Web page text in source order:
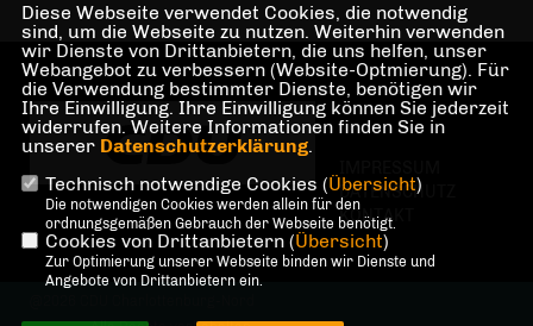
DATENSCHUTZ
KONTAKT
Diese Webseite verwendet Cookies, die notwendig
sind, um die Webseite zu nutzen. Weiterhin verwenden
wir Dienste von Drittanbietern, die uns helfen, unser
Webangebot zu verbessern (Website-Optmierung). Für
die Verwendung bestimmter Dienste, benötigen wir
Ihre Einwilligung. Ihre Einwilligung können Sie jederzeit
widerrufen. Weitere Informationen finden Sie in
unserer Datenschutzerklärung.
Technisch notwendige Cookies (Übersicht)
Die notwendigen Cookies werden allein für den
ordnungsgemäßen Gebrauch der Webseite benötigt.
Cookies von Drittanbietern (Übersicht)
Zur Optimierung unserer Webseite binden wir Dienste und
Angebote von Drittanbietern ein.